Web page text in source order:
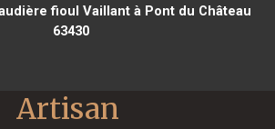
fioul Vaillant à Pont du Château
63430
Artisan